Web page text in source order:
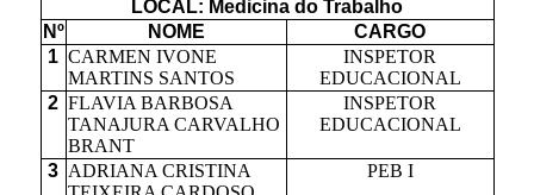
LOCAL: Medicina do Trabalho
Nº
NOME
CARGO
1 CARMEN IVONE
MARTINS SANTOS
INSPETOR
EDUCACIONAL
2 FLAVIA BARBOSA
TANAJURA CARVALHO
BRANT
INSPETOR
EDUCACIONAL
3 ADRIANA CRISTINA
PEB I